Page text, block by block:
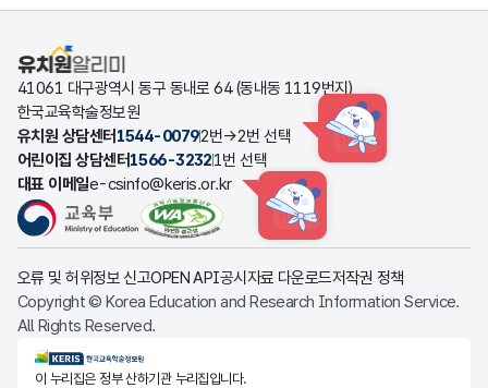
유치원알리미
41061 대구광역시 동구 동내로 64 (동내동 1119번지)
한국교육학술정보원
유치원 상담센터 1544-00792번→2번 선택 HINT
어린이집 상담센터1566-32321번 선택
대표 이메일e-csinfo@keris.or.kr
HINT
오류 및 허위정보 신고OPEN API공시자료 다운로드저작권 정책
Copyright © Korea Education and Research Information Service.
All Rights Reserved.
KERIS한국교육학술정보원
이 누리집은 정부 산하기관 누리집입니다.